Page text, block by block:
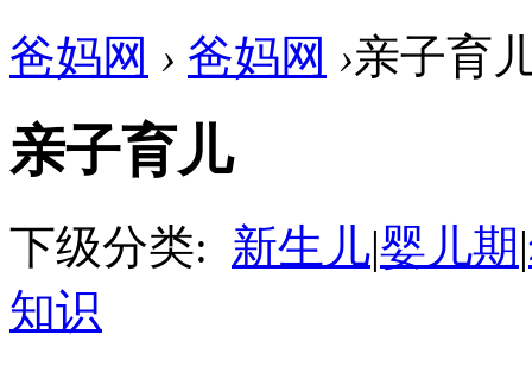
爸妈网 › 爸妈网 ›亲子育
亲子育儿
下级分类: 新生儿|婴儿期|
知识